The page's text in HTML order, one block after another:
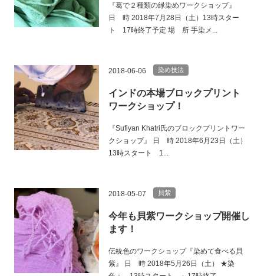
『葛で２種類の緑染めワークショップ』
日 時 2018年7月28日（土）13時スター
ト 17時終了予定 場 所 手染メ...
2018-06-06 染め技法
インドの本場ブロックプリント
ワークショップ！
『Sufiyan Khatri氏のブロックプリントワー
クショップ』 日 時 2018年6月23日（土）
13時スタート 1...
2018-05-07 貝紫
今年も貝紫ワークショップ開催し
ます！
伝統色のワークショップ『染めて食べる貝
紫』 日 時 2018年5月26日（土） ★染